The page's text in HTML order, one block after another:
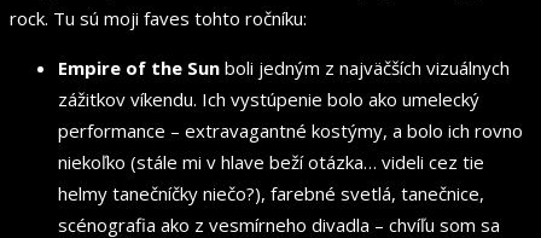
rock. Tu sú moji faves tohto ročníku:
Empire of the Sun boli jedným z najväčších vizuálnych
zážitkov víkendu. Ich vystúpenie bolo ako umelecký
performance – extravagantné kostýmy, a bolo ich rovno
niekoľko (stále mi v hlave beží otázka… videli cez tie
helmy tanečníčky niečo?), farebné svetlá, tanečnice,
scénografia ako z vesmírneho divadla – chvíľu som sa